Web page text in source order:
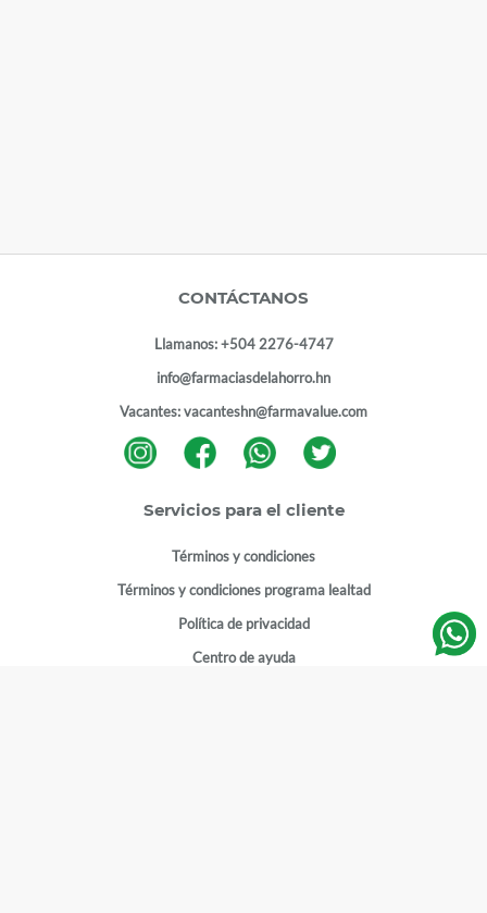
CONTÁCTANOS
Llamanos:+504 2276-4747
info@farmaciasdelahorro.hn
Vacantes:vacanteshn@farmavalue.com
Servicios para el cliente
Términos y condiciones
Términos y condiciones programa lealtad
Política de privacidad
Centro de ayuda